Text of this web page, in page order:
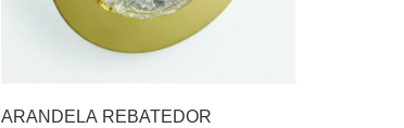
ARANDELA REBATEDOR